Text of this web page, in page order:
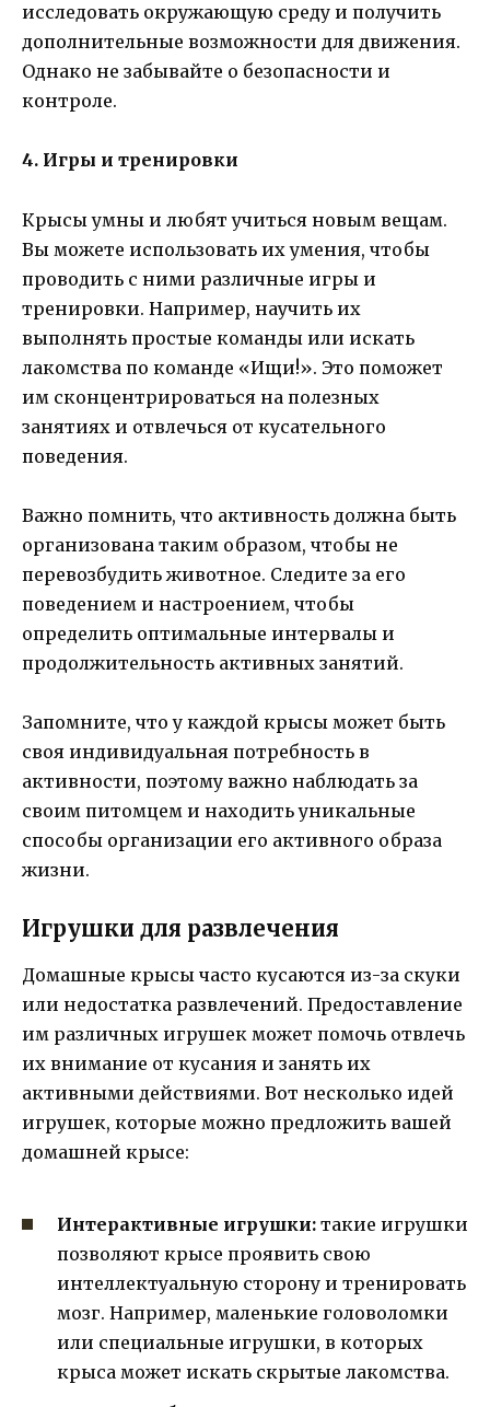
исследовать окружающую среду и получить
дополнительные возможности для движения.
Однако не забывайте о безопасности и
контроле.
4. Игры и тренировки
Крысы умны и любят учиться новым вещам.
Вы можете использовать их умения, чтобы
проводить с ними различные игры и
тренировки. Например, научить их
выполнять простые команды или искать
лакомства по команде «Ищи!». Это поможет
им сконцентрироваться на полезных
занятиях и отвлечься от кусательного
поведения.
Важно помнить, что активность должна быть
организована таким образом, чтобы не
перевозбудить животное. Следите за его
поведением и настроением, чтобы
определить оптимальные интервалы и
продолжительность активных занятий.
Запомните, что у каждой крысы может быть
своя индивидуальная потребность в
активности, поэтому важно наблюдать за
своим питомцем и находить уникальные
способы организации его активного образа
жизни.
Игрушки для развлечения
Домашные крысы часто кусаются из-за скуки
или недостатка развлечений. Предоставление
им различных игрушек может помочь отвлечь
их внимание от кусания и занять их
активными действиями. Вот несколько идей
игрушек, которые можно предложить вашей
домашней крысе:
Интерактивные игрушки: такие игрушки
позволяют крысе проявить свою
интеллектуальную сторону и тренировать
мозг. Например, маленькие головоломки
или специальные игрушки, в которых
крыса может искать скрытые лакомства.